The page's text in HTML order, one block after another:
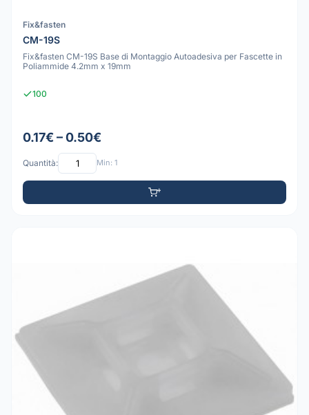
Fix&fasten
CM-19S
Fix&fasten CM-19S Base di Montaggio Autoadesiva per Fascette in
Poliammide 4.2mm x 19mm
100
0.17€ – 0.50€
Quantità: Min: 1